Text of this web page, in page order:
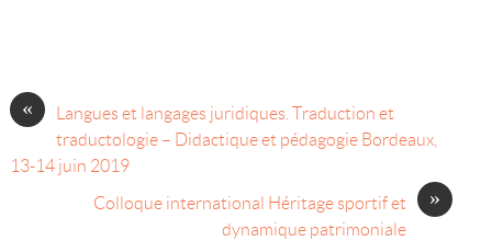
«
Langues et langages juridiques. Traduction et
traductologie – Didactique et pédagogie Bordeaux,
13-14 juin 2019
»
Colloque international Héritage sportif et
dynamique patrimoniale